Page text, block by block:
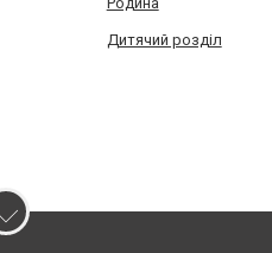
Дитячий розділ